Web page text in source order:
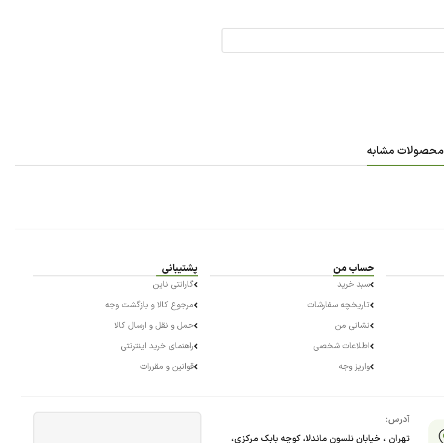
محصولات مشابه
حساب من
سبد خرید
تاریخچه سفارشات
نشانی من
اطلاعات شخصی
واریز وجه
پشتیبانی
گارانتی ناین
مرجوع کالا و بازگشت وجه
حمل و نقل و ارسال کالا
راهنمای خرید اینترنتی
قوانین و مقررات
آدرس:
تهران ، خیابان نلسون ماندلا، کوچه بابک مرکزی،